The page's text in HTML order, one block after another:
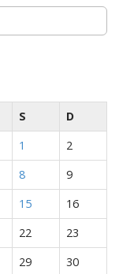
S
D
1
2
8
9
15
16
22
23
29
30